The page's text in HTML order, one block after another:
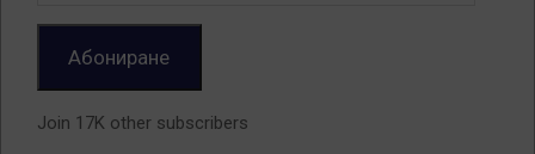
Абониране
Join 17K other subscribers